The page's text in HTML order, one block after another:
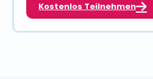
Kostenlos Teilnehmen